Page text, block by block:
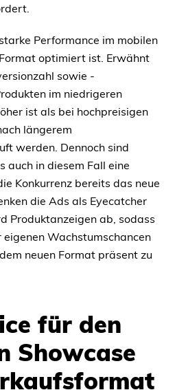
Performance im mobilen
optimiert ist. Erwähnt
sowie -
im niedrigeren
ist als bei hochpreisigen
längerem
werden. Dennoch sind
auch in diesem Fall eine
Konkurrenz bereits das neue
die Ads als Eyecatcher
Produktanzeigen ab, sodass
eigenen Wachstumschancen
neuen Format präsent zu
für den
Showcase